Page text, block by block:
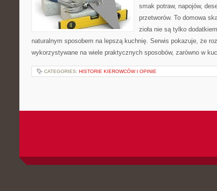
smak potraw, napojów,
przetworów. To domowa
zioła nie są tylko
naturalnym sposobem na lepszą kuchnię. Serwis pokazuje, że
wykorzystywane na wiele praktycznych sposobów, zarówno w
CATEGORIES: HISTORIE KIEROWCÓW I OPINIE